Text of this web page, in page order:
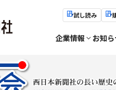
試し読み
企業情報 お知